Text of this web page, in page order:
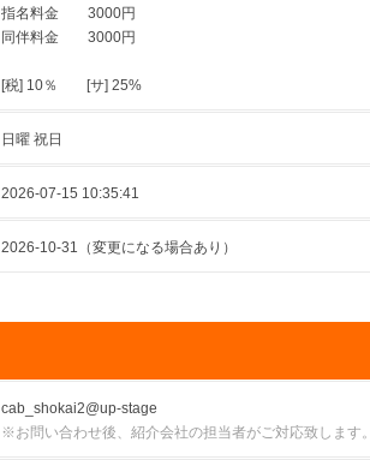
指名料金 3000円
同伴料金 3000円
[税] 10％ [サ] 25%
日曜 祝日
2026-07-15 10:35:41
2026-10-31（変更になる場合あり）
cab_shokai2@up-stage
※お問い合わせ後、紹介会社の担当者がご対応致します。